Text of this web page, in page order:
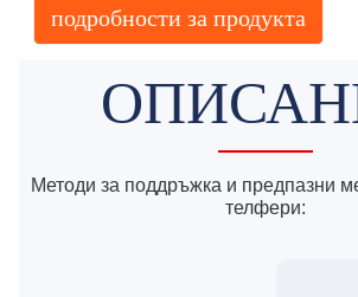
подробности за продукта
Методи за поддръжка и предпазни
телфери: